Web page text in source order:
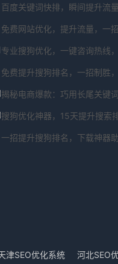
一招提升搜狗排名，下载神器助
津SEO优化系统
河北SEO